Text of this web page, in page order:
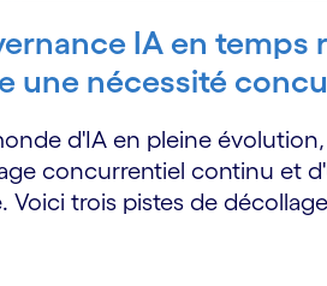
IA en temps
une nécessité
d'IA en pleine
concurrentiel continu et
Voici trois pistes de